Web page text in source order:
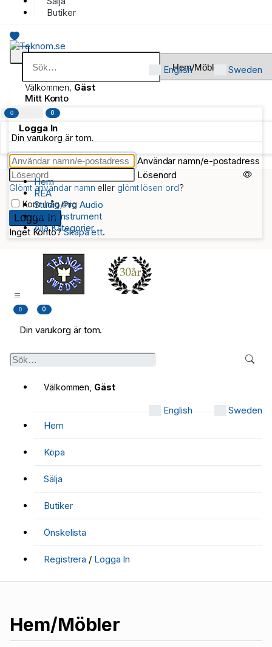
Butiker
English Sweden
Välkommen, Gäst
Mitt Konto
Logga In
Användar namn/e-postadress
Lösenord
Glömt användar namn eller glömt lösen ord?
Kom ihåg mig
Inget Konto?Skapa ett.
0 0
Din varukorg är tom.
Hem
REA
Studio/Pro Audio
Musikinstrument
Alla Kategorier
0 0
Din varukorg är tom.
Välkommen, Gäst
English
Sweden
Hem
Köpa
Sälja
Butiker
Önskelista
Registrera / Logga In
Hem/Möbler